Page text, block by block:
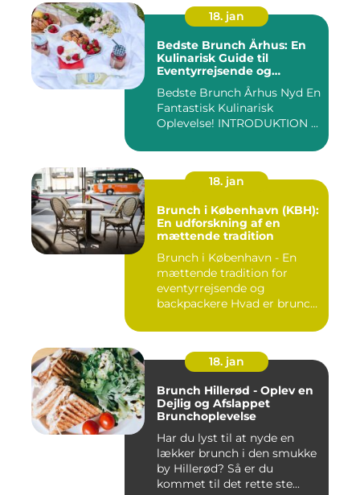
18. jan
Bedste Brunch Århus: En
Kulinarisk Guide til
Eventyrrejsende og
Bedste Brunch Århus Nyd En
Fantastisk Kulinarisk
Oplevelse! INTRODUKTION ...
18. jan
Brunch i København (KBH):
En udforskning af en
mættende tradition
Brunch i København - En
mættende tradition for
eventyrrejsende og
backpackere Hvad er brunch
18. jan
Brunch Hillerød - Oplev en
Dejlig og Afslappet
Brunchoplevelse
Har du lyst til at nyde en
lækker brunch i den smukke
by Hillerød? Så er du
kommet til det rette ste...